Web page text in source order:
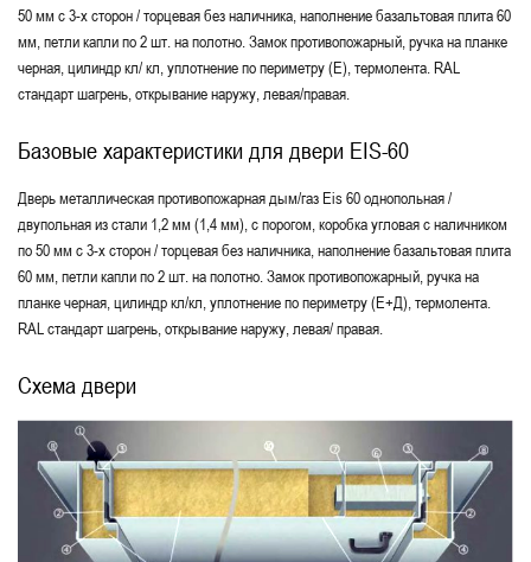
50 мм с 3-х сторон / торцевая без наличника, наполнение базальтовая плита 60
мм, петли капли по 2 шт. на полотно. Замок противопожарный, ручка на планке
черная, цилиндр кл/ кл, уплотнение по периметру (Е), термолента. RAL
стандарт шагрень, открывание наружу, левая/правая.
Базовые характеристики для двери EIS-60
Дверь металлическая противопожарная дым/газ Eis 60 однопольная /
двупольная из стали 1,2 мм (1,4 мм), с порогом, коробка угловая с наличником
по 50 мм с 3-х сторон / торцевая без наличника, наполнение базальтовая плита
60 мм, петли капли по 2 шт. на полотно. Замок противопожарный, ручка на
планке черная, цилиндр кл/кл, уплотнение по периметру (Е+Д), термолента.
RAL стандарт шагрень, открывание наружу, левая/ правая.
Схема двери